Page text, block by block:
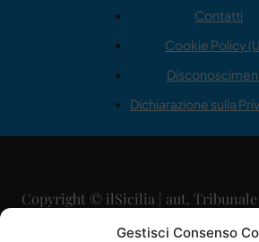
Gestisci Consenso
Contatti
Cookie Policy
Dichiarazione sulla
Copyright © ilSicilia | aut. Tribunale
29/09/2015